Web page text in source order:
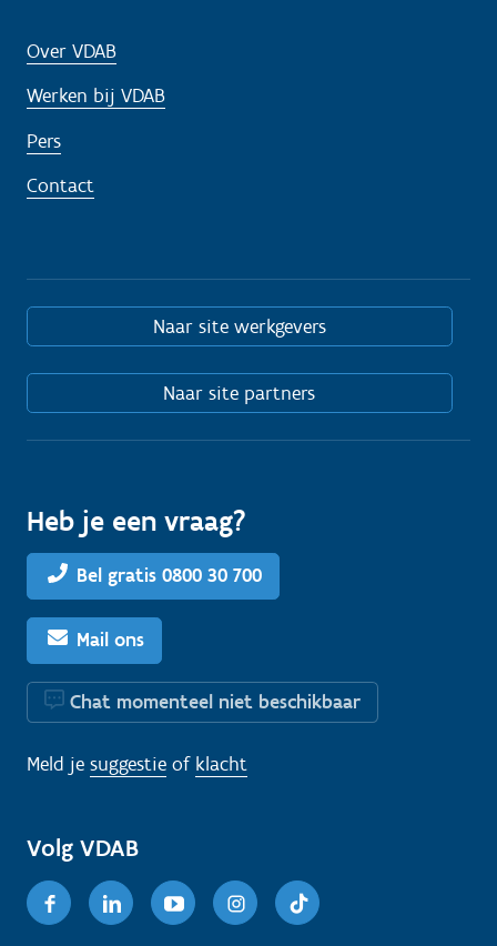
Over VDAB
Werken bij VDAB
Pers
Contact
Naar site werkgevers
Naar site partners
Heb je een vraag?
Bel gratis 0800 30 700
Mail ons
Chat momenteel niet beschikbaar
Meld je suggestie of klacht
Volg VDAB
FacebookLinkedinYoutubeInstagram